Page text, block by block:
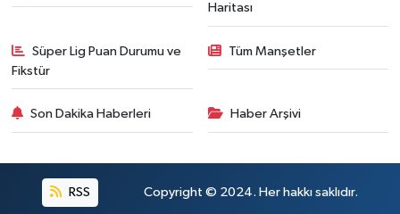
Haritası
Süper Lig Puan Durumu ve
Fikstür
Tüm Manşetler
Son Dakika Haberleri Haber Arşivi
RSS Copyright © 2024. Her hakkı saklıdır.